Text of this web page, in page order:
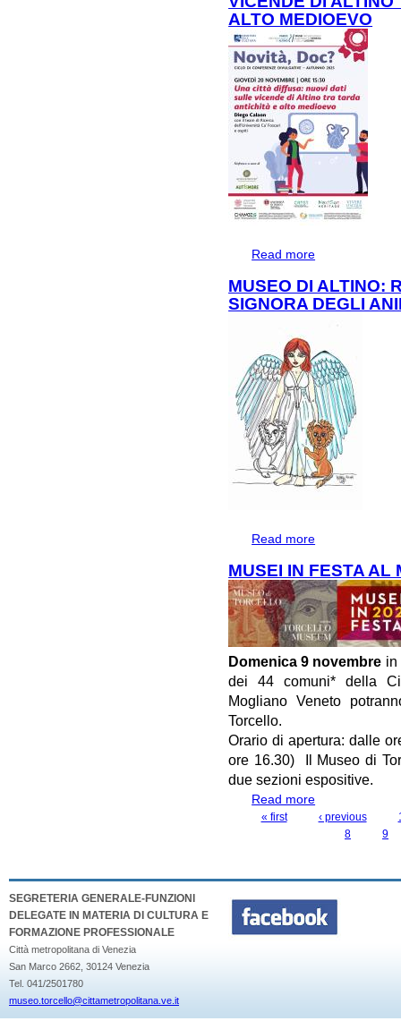
ALTO MEDIOEVO
Read more
MUSEO DI ALTINO:
SIGNORA DEGLI
Read more
MUSEI IN FESTA AL
Domenica 9 novembre in
dei 44 comuni* della
Mogliano Veneto
Torcello.
Orario di apertura: dalle
ore 16.30) Il Museo di
due sezioni espositive.
Read more
« first ‹ previous
8
9
SEGRETERIA GENERALE-FUNZIONI
DELEGATE IN MATERIA DI CULTURA E
FORMAZIONE PROFESSIONALE
Città metropolitana di Venezia
San Marco 2662, 30124 Venezia
Tel. 041/2501780
museo.torcello@cittametropolitana.ve.it